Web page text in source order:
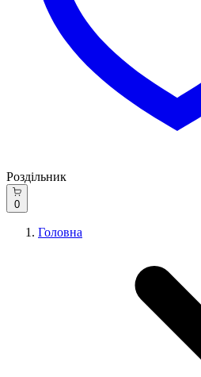
Роздільник
0
Головна